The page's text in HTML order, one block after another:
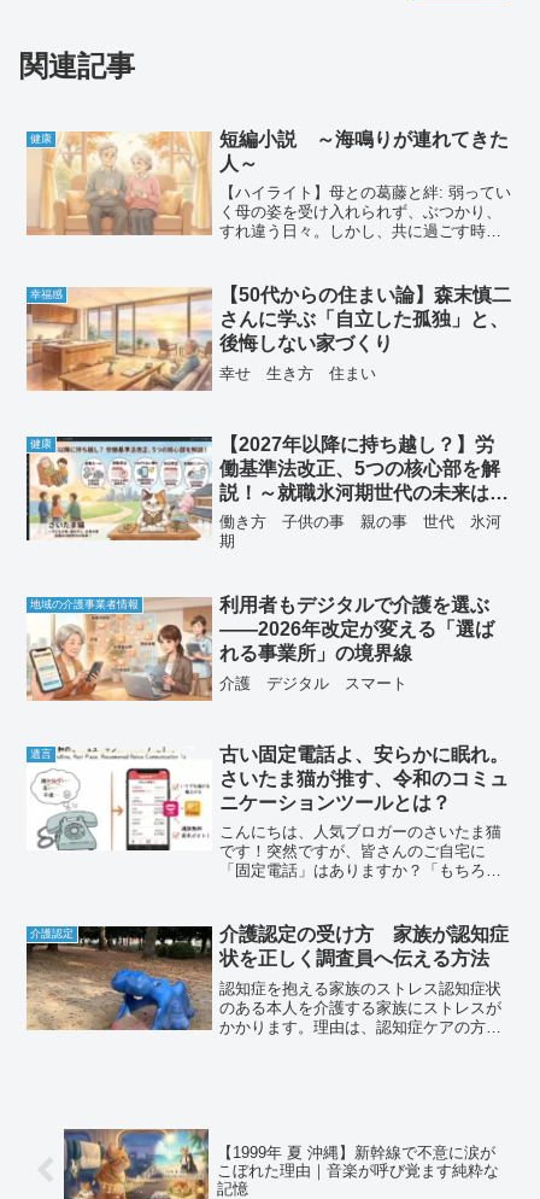
関連記事
健康
短編小説 ～海鳴りが連れてきた
人～
【ハイライト】母との葛藤と絆: 弱ってい
く母の姿を受け入れられず、ぶつかり、
すれ違う日々。しかし、共に過ごす時間
予期せぬ出会いと恋心: 孤独を感じていた
健一の心を溶かした...
幸福感
【50代からの住まい論】森末慎二
さんに学ぶ「自立した孤独」と、
後悔しない家づくり
幸せ 生き方 住まい
健康
【2027年以降に持ち越し？】労
働基準法改正、5つの核心部を解
説！～就職氷河期世代の未来はど
う変わる？～
働き方 子供の事 親の事 世代 氷河
期
地域の介護事業者情報
利用者もデジタルで介護を選ぶ
――2026年改定が変える「選ば
れる事業所」の境界線
介護 デジタル スマート
遺言
古い固定電話よ、安らかに眠れ。
さいたま猫が推す、令和のコミュ
ニケーションツールとは？
こんにちは、人気ブロガーのさいたま猫
です！突然ですが、皆さんのご自宅に
「固定電話」はありますか？「もちろ
として日々ご家庭を訪問する中で、ある
共通の課題に直面しています。...
介護認定
介護認定の受け方 家族が認知症
状を正しく調査員へ伝える方法
認知症を抱える家族のストレス認知症状
のある本人を介護する家族にストレスが
かかります。理由は、認知症ケアの方
【1999年 夏 沖縄】新幹線で不意に涙が
こぼれた理由｜音楽が呼び覚ます純粋な
記憶